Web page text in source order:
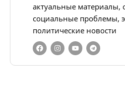
актуальные
социальные проблемы,
политические новости